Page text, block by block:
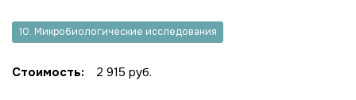
10. Микробиологические исследования
Стоимость: 2 915 руб.